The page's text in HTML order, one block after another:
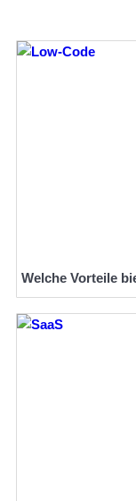
Welche Vorteile